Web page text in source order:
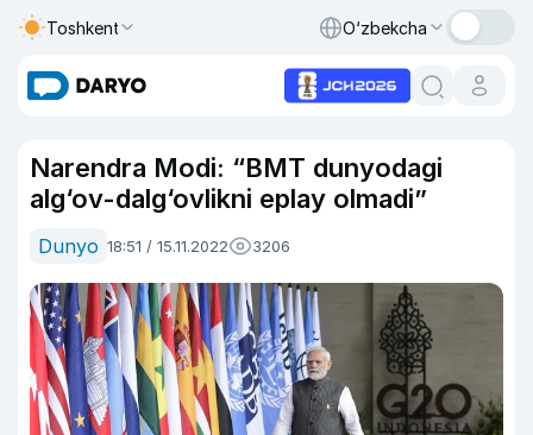
Toshkent O‘zbekcha
Narendra Modi: “BMT dunyodagi
alg‘ov-dalg‘ovlikni eplay olmadi”
Dunyo 18:51 / 15.11.2022 3206